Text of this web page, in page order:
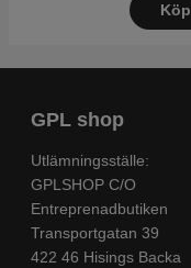
Köp
GPL shop
Utlämningsställe:
GPLSHOP C/O
Entreprenadbutiken
Transportgatan 39
422 46 Hisings Backa